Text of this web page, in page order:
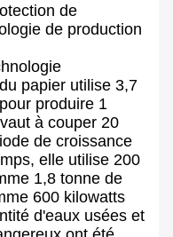
de
de production
papier utilise 3,7
produire 1
à couper 20
de croissance
elle utilise 200
1,8 tonne de
600 kilowatts
d'eaux usées et